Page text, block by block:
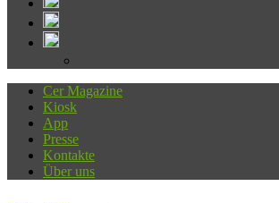
Cer Magazine
Kiosk
App
Presse
Kontakte
Über uns